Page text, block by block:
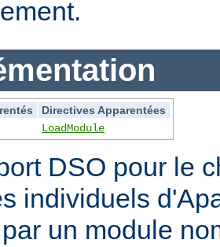
Directives Apparentées
LoadModule
DSO pour le
individuels
un module